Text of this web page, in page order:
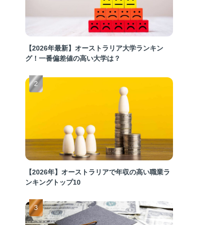
【2026年最新】オーストラリア大学ランキン
グ！一番偏差値の高い大学は？
【2026年】オーストラリアで年収の高い職業ラ
ンキングトップ10